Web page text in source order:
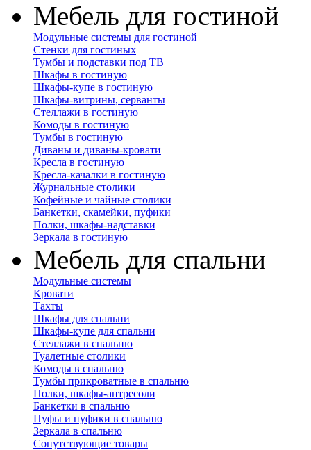
Мебель для гостиной
Модульные системы для гостиной
Стенки для гостиных
Тумбы и подставки под ТВ
Шкафы в гостиную
Шкафы-купе в гостиную
Шкафы-витрины, серванты
Стеллажи в гостиную
Комоды в гостиную
Тумбы в гостиную
Диваны и диваны-кровати
Кресла в гостиную
Кресла-качалки в гостиную
Журнальные столики
Кофейные и чайные столики
Банкетки, скамейки, пуфики
Полки, шкафы-надставки
Зеркала в гостиную
Мебель для спальни
Модульные системы
Кровати
Тахты
Шкафы для спальни
Шкафы-купе для спальни
Стеллажи в спальню
Туалетные столики
Комоды в спальню
Тумбы прикроватные в спальню
Полки, шкафы-антресоли
Банкетки в спальню
Пуфы и пуфики в спальню
Зеркала в спальню
Сопутствующие товары